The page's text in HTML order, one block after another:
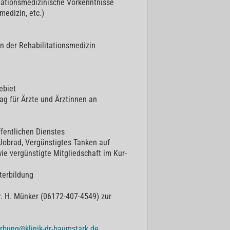
Vorkenntnisse
etc.)
der Rehabilitationsmedizin
für Ärzte und Ärztinnen an
Dienstes
Vergünstigtes Tanken auf
vergünstigte Mitgliedschaft im Kur-
Münker (06172-407-4549) zur